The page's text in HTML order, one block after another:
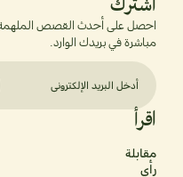
اقرأ
مقابلة
رأي
احصل على أحدث القصص الملهمة
مباشرة في بريدك الوارد.